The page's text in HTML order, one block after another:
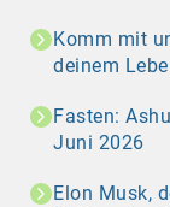
Komm mit
deinem
Fasten:
Juni 2026
Elon Musk,